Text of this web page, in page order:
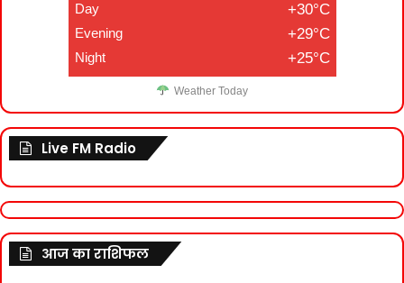
Day +30°C
Evening +29°C
Night +25°C
Weather Today
Live FM Radio
आज का राशिफल